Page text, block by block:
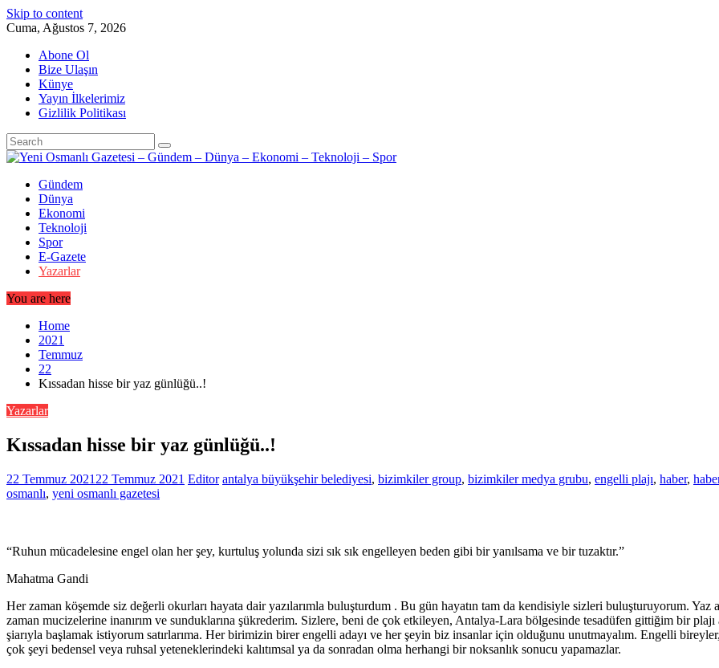
Skip to content
Cuma, Ağustos 7, 2026
Abone Ol
Bize Ulaşın
Künye
Yayın İlkelerimiz
Gizlilik Politikası
Gündem
Dünya
Ekonomi
Teknoloji
Spor
E-Gazete
Yazarlar
You are here
Home
2021
Temmuz
22
Kıssadan hisse bir yaz günlüğü..!
Yazarlar
Kıssadan hisse bir yaz günlüğü..!
22 Temmuz 2021 22 Temmuz 2021 Editor antalya büyükşehir belediyesi, bizimkiler group, bizimkiler medya grubu, engelli plajı, haber,
osmanlı, yeni osmanlı gazetesi
“Ruhun mücadelesine engel olan her şey, kurtuluş yolunda sizi sık sık engelleyen beden gibi bir yanılsama ve bir tuzaktır.”
Mahatma Gandi
Her zaman köşemde siz değerli okurları hayata dair yazılarımla buluşturdum . Bu gün hayatın tam da kendisiyle sizleri buluşturuyorum.
zaman mucizelerine inanırım ve sunduklarına şükrederim. Sizlere, beni de çok etkileyen, Antalya-Lara bölgesinde tesadüfen gittiğim bir
şiarıyla başlamak istiyorum satırlarıma. Her birimizin birer engelli adayı ve her şeyin biz insanlar için olduğunu unutmayalım. Engelli
çok şeyi bedensel veya ruhsal yeteneklerindeki kalıtımsal ya da sonradan olma herhangi bir noksanlık sonucu yapamazlar.